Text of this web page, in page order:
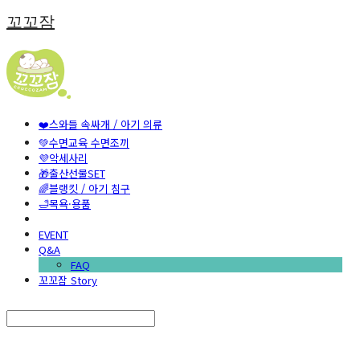
꼬꼬잠
❤️스와들 속싸개 / 아기 의류
💚수면교육 수면조끼
💜악세사리
🎁출산선물SET
🌈블랭킷 / 아기 침구
🛁목욕·용품
EVENT
Q&A
FAQ
꼬꼬잠 Story